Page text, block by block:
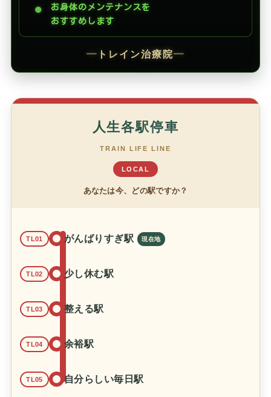
●
お身体のメンテナンスを
おすすめします
━ トレイン治療院━
人生各駅停車
TRAIN LIFE LINE
LOCAL
あなたは今、どの駅ですか？
TL01 がんばりすぎ駅
TL02 少し休む駅
TL03 整える駅
TL04 余裕駅
TL05 自分らしい毎日駅